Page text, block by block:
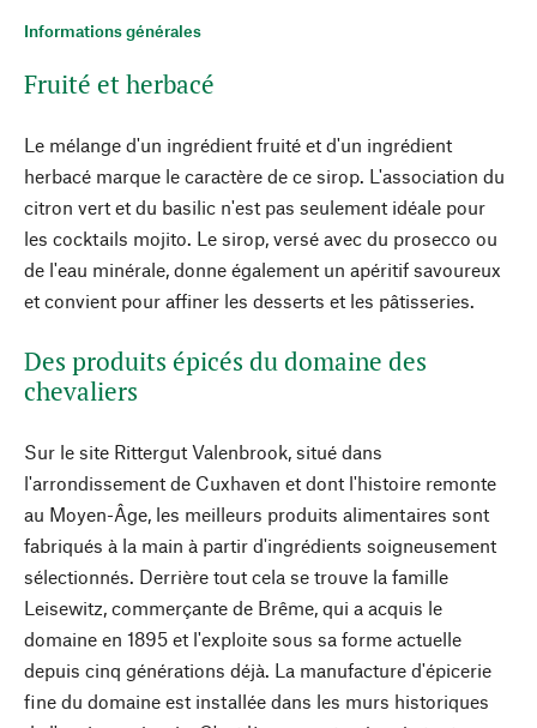
Informations générales
Fruité et herbacé
Le mélange d'un ingrédient fruité et d'un ingrédient
herbacé marque le caractère de ce sirop. L'association du
citron vert et du basilic n'est pas seulement idéale pour
les cocktails mojito. Le sirop, versé avec du prosecco ou
de l'eau minérale, donne également un apéritif savoureux
et convient pour affiner les desserts et les pâtisseries.
Des produits épicés du domaine des
chevaliers
Sur le site Rittergut Valenbrook, situé dans
l'arrondissement de Cuxhaven et dont l'histoire remonte
au Moyen-Âge, les meilleurs produits alimentaires sont
fabriqués à la main à partir d'ingrédients soigneusement
sélectionnés. Derrière tout cela se trouve la famille
Leisewitz, commerçante de Brême, qui a acquis le
domaine en 1895 et l'exploite sous sa forme actuelle
depuis cinq générations déjà. La manufacture d'épicerie
fine du domaine est installée dans les murs historiques